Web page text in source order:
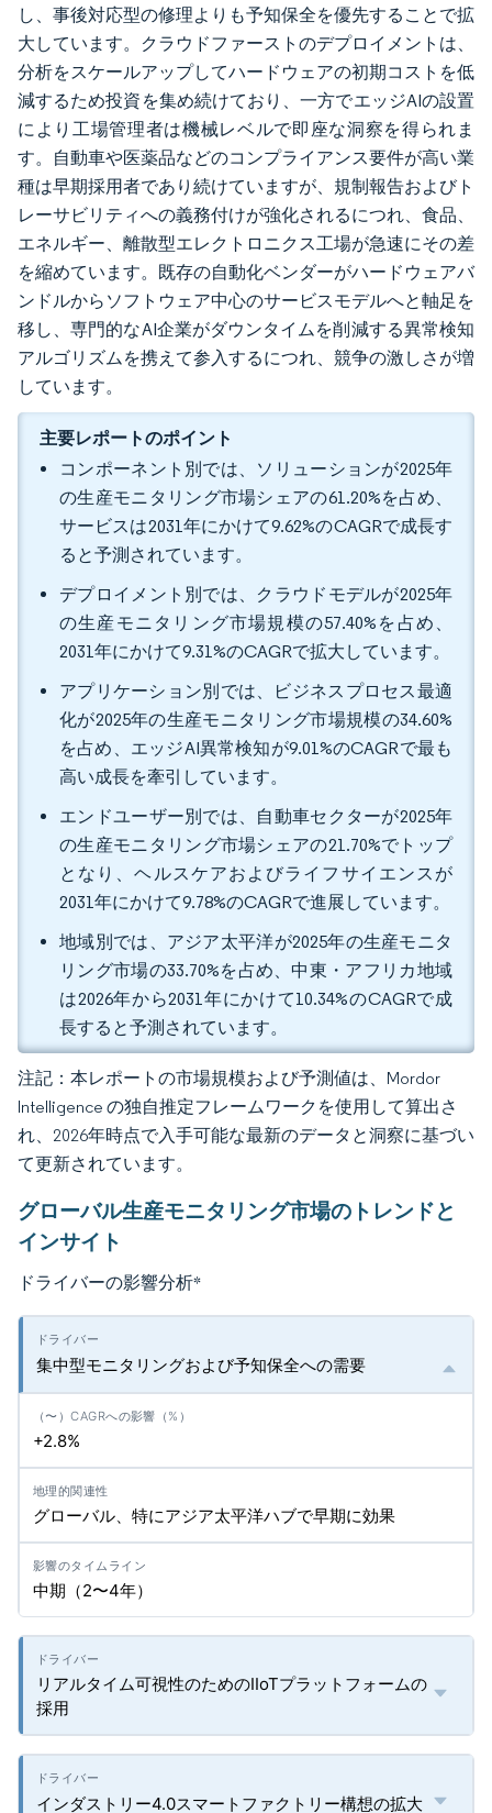
し、事後対応型の修理よりも予知保全を優先することで拡
大しています。クラウドファーストのデプロイメントは、
分析をスケールアップしてハードウェアの初期コストを低
減するため投資を集め続けており、一方でエッジAIの設置
により工場管理者は機械レベルで即座な洞察を得られま
す。自動車や医薬品などのコンプライアンス要件が高い業
種は早期採用者であり続けていますが、規制報告およびト
レーサビリティへの義務付けが強化されるにつれ、食品、
エネルギー、離散型エレクトロニクス工場が急速にその差
を縮めています。既存の自動化ベンダーがハードウェアバ
ンドルからソフトウェア中心のサービスモデルへと軸足を
移し、専門的なAI企業がダウンタイムを削減する異常検知
アルゴリズムを携えて参入するにつれ、競争の激しさが増
しています。
主要レポートのポイント
コンポーネント別では、ソリューションが2025年
の生産モニタリング市場シェアの61.20%を占め、
サービスは2031年にかけて9.62%のCAGRで成長す
ると予測されています。
デプロイメント別では、クラウドモデルが2025年
の生産モニタリング市場規模の57.40%を占め、
2031年にかけて9.31%のCAGRで拡大しています。
アプリケーション別では、ビジネスプロセス最適
化が2025年の生産モニタリング市場規模の34.60%
を占め、エッジAI異常検知が9.01%のCAGRで最も
高い成長を牽引しています。
エンドユーザー別では、自動車セクターが2025年
の生産モニタリング市場シェアの21.70%でトップ
となり、ヘルスケアおよびライフサイエンスが
2031年にかけて9.78%のCAGRで進展しています。
地域別では、アジア太平洋が2025年の生産モニタ
リング市場の33.70%を占め、中東・アフリカ地域
は2026年から2031年にかけて10.34%のCAGRで成
長すると予測されています。
注記：本レポートの市場規模および予測値は、Mordor
Intelligence の独自推定フレームワークを使用して算出さ
れ、2026年時点で入手可能な最新のデータと洞察に基づい
て更新されています。
グローバル生産モニタリング市場のトレンドと
インサイト
ドライバーの影響分析*
集中型モニタリングおよび予知保全への需要
+2.8%
グローバル、特にアジア太平洋ハブで早期に効果
中期（2〜4年）
リアルタイム可視性のためのIIoTプラットフォームの
採用
インダストリー4.0スマートファクトリー構想の拡大